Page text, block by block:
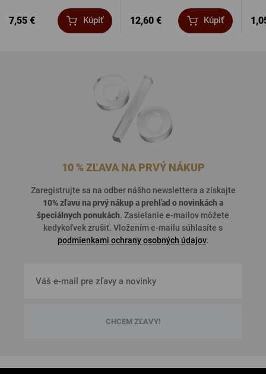
7,55 € Kúpiť 12,60 € Kúpiť
10 % ZĽAVA NA PRVÝ NÁKUP
Zaregistrujte sa na odber nášho newslettera a získajte
10% zľavu na prvý nákup a prehľad onovinkách a
špeciálnych ponukách. Zasielanie e-mailov môžete
kedykoľvek zrušiť. Vložením e-mailu súhlasíte s
podmienkami ochrany osobných údajov.
CHCEM ZĽAVY!